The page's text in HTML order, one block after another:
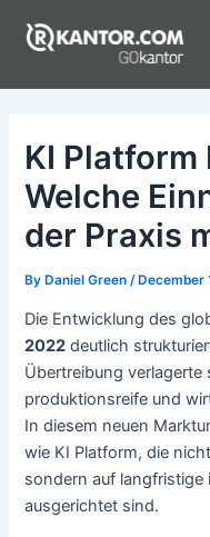
KI
Welche
der Praxis
ByDaniel Green /December
Die Entwicklung des
2022 deutlich
Übertreibung verlagerte
produktionsreife und
In diesem neuen
wie KI Platform, die
sondern auf langfristige
ausgerichtet sind.